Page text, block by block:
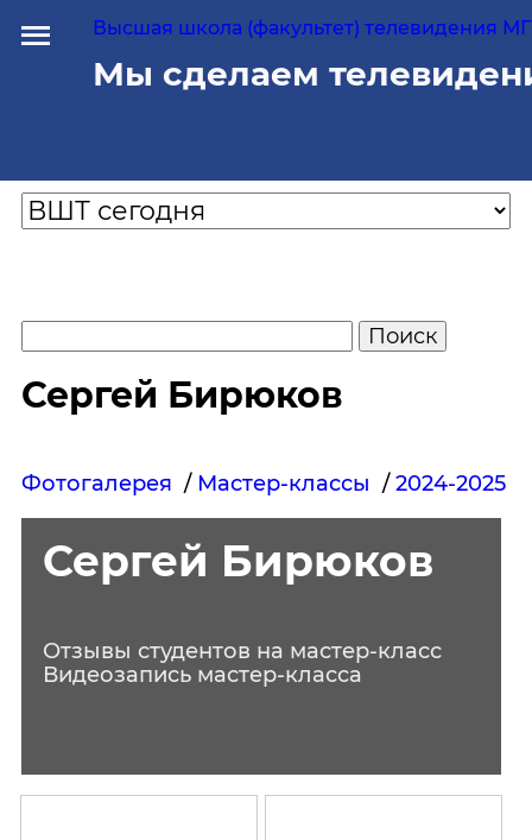
Высшая школа (факультет) телевидения
Мы сделаем
Сергей Бирюков
Фотогалерея / Мастер-классы /2024-2025
Сергей Бирюков
Отзывы студентов на мастер-класс
Видеозапись мастер-класса